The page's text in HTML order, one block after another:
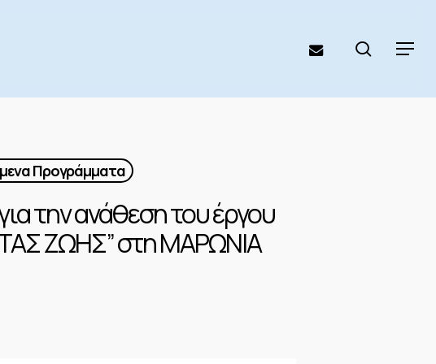
Menu
email search
Προγράμματα
την ανάθεση του έργου
ΖΩΗΣ” στη ΜΑΡΩΝΙΑ